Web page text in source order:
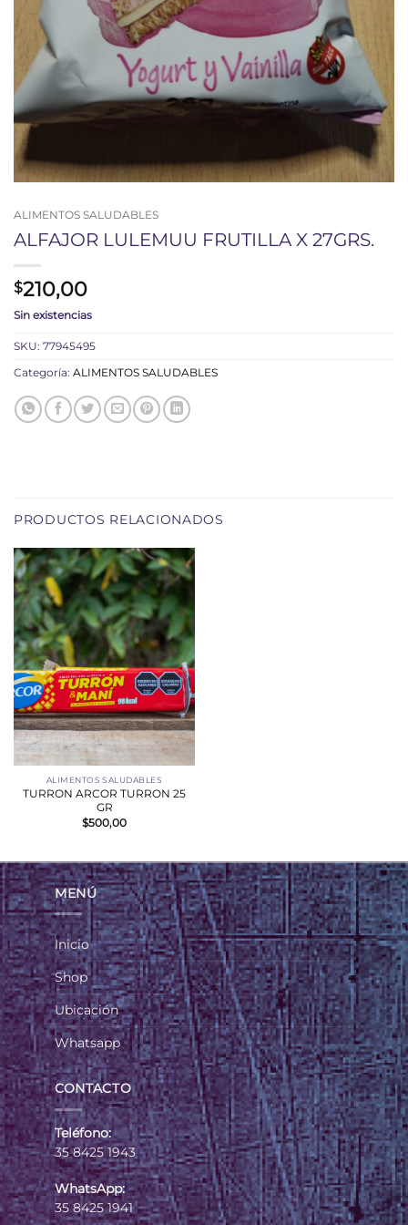
ALIMENTOS SALUDABLES
ALFAJOR LULEMUU FRUTILLA X 27GRS.
$210,00
Sin existencias
SKU: 77945495
Categoría: ALIMENTOS SALUDABLES
PRODUCTOS RELACIONADOS
ALIMENTOS SALUDABLES
TURRON ARCOR TURRON 25
GR
$500,00
MENÚ
Inicio
Shop
Ubicación
Whatsapp
CONTACTO
Teléfono:
35 8425 1943
WhatsApp:
35 8425 1941